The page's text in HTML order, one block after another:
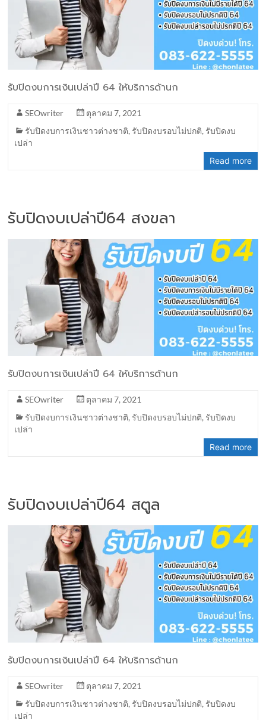
รับปิดงบการเงินเปล่าปี 64 ให้บริการด้านก
SEOwriter
ตุลาคม 7, 2021
รับปิดงบการเงินชาวต่างชาติ, รับปิดงบรอบไม่ปกติ, รับปิดงบ
เปล่า
Read more
รับปิดงบเปล่าปี64 สงขลา
รับปิดงบการเงินเปล่าปี 64 ให้บริการด้านก
SEOwriter
ตุลาคม 7, 2021
รับปิดงบการเงินชาวต่างชาติ, รับปิดงบรอบไม่ปกติ, รับปิดงบ
เปล่า
Read more
รับปิดงบเปล่าปี64 สตูล
รับปิดงบการเงินเปล่าปี 64 ให้บริการด้านก
SEOwriter
ตุลาคม 7, 2021
รับปิดงบการเงินชาวต่างชาติ, รับปิดงบรอบไม่ปกติ, รับปิดงบ
เปล่า